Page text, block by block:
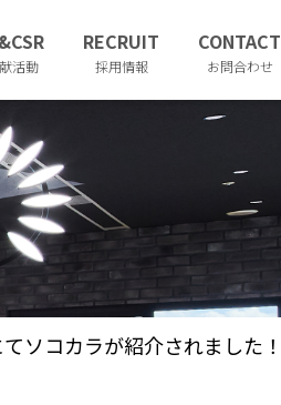
活動
RECRUIT
採用情報
CONTACT
お問合わせ
ソコカラが紹介されました！